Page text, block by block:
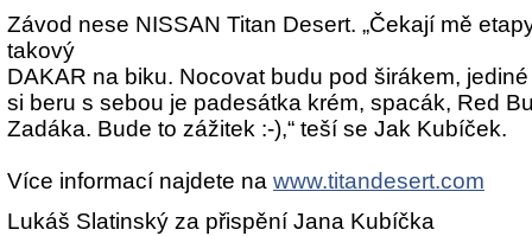
Závod nese NISSAN Titan Desert. „Čekají mě
takový
DAKAR na biku. Nocovat budu pod širákem,
si beru s sebou je padesátka krém, spacák, Red
Zadáka. Bude to zážitek :-),“ teší se Jak Kubíček.
Více informací najdete na www.titandesert.com
Lukáš Slatinský za přispění Jana Kubíčka